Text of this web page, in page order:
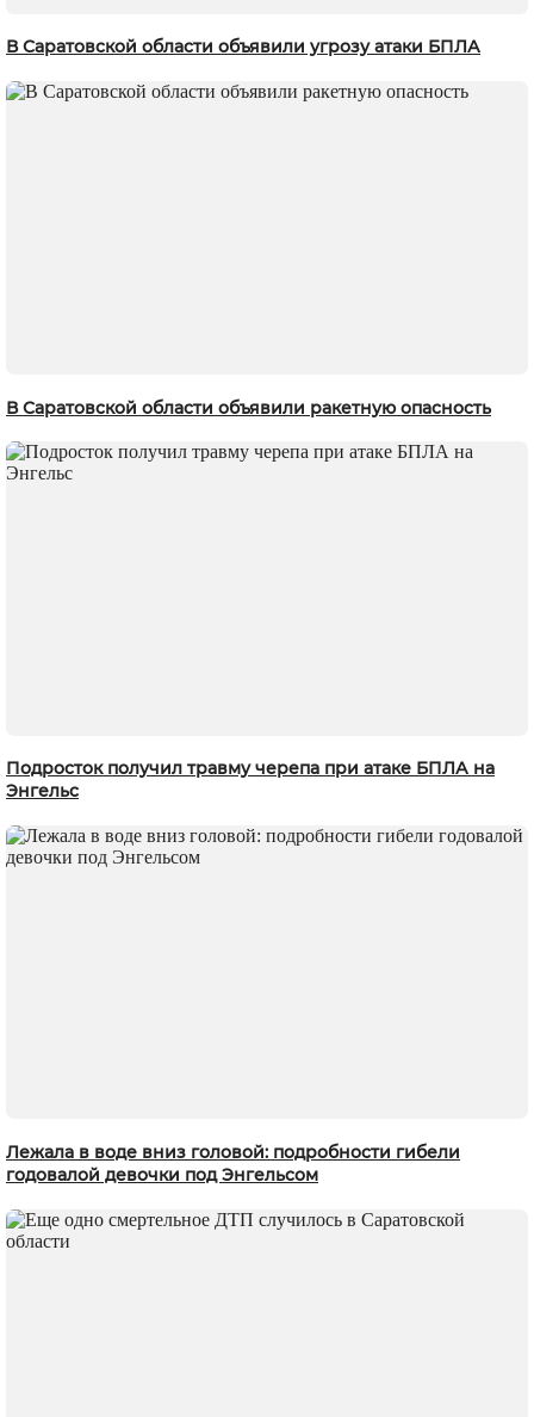
В Саратовской области объявили угрозу атаки БПЛА
В Саратовской области объявили ракетную опасность
Подросток получил травму черепа при атаке БПЛА на
Энгельс
Лежала в воде вниз головой: подробности гибели
годовалой девочки под Энгельсом